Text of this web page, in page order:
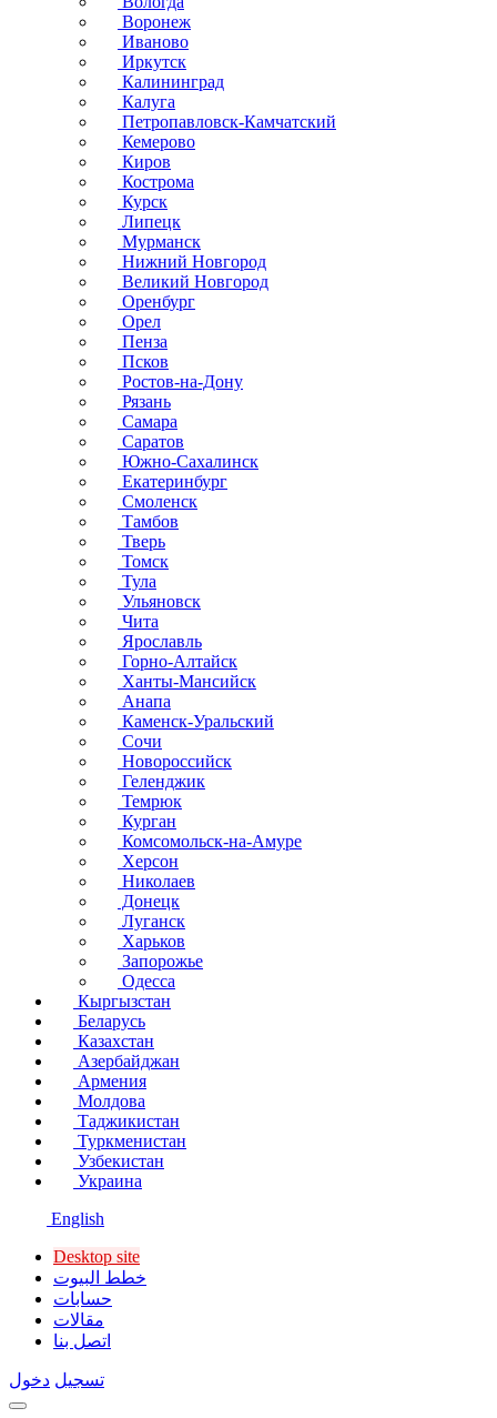
Воронеж
Иваново
Иркутск
Калининград
Калуга
Петропавловск-Камчатский
Кемерово
Киров
Кострома
Курск
Липецк
Мурманск
Нижний Новгород
Великий Новгород
Оренбург
Орел
Пенза
Псков
Ростов-на-Дону
Рязань
Самара
Саратов
Южно-Сахалинск
Екатеринбург
Смоленск
Тамбов
Тверь
Томск
Тула
Ульяновск
Чита
Ярославль
Горно-Алтайск
Ханты-Мансийск
Анапа
Каменск-Уральский
Сочи
Новороссийск
Геленджик
Темрюк
Курган
Комсомольск-на-Амуре
Херсон
Николаев
Донецк
Луганск
Харьков
Запорожье
Одесса
Кыргызстан
Беларусь
Казахстан
Азербайджан
Армения
Молдова
Таджикистан
Туркменистан
Узбекистан
Украина
English
Desktop site
خطط البيوت
حسابات
مقالات
اتصل بنا
تسجيل دخول